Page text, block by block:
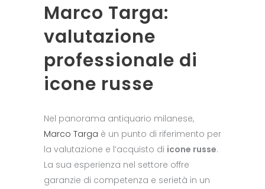
Marco Targa:
valutazione
professionale di
icone russe
Nel panorama antiquario milanese,
Marco Targa è un punto di riferimento per
la valutazione e l’acquisto di icone russe.
La sua esperienza nel settore offre
garanzie di competenza e serietà in un